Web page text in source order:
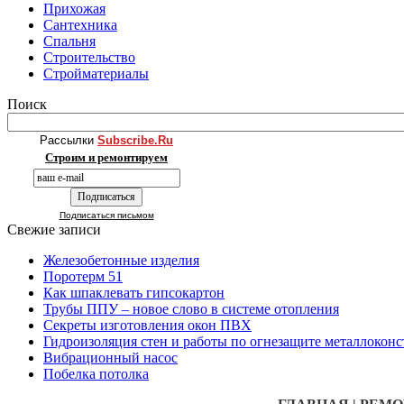
Прихожая
Сантехника
Спальня
Строительство
Стройматериалы
Поиск
Рассылки Subscribe.Ru
Строим и ремонтируем
Подписаться письмом
Свежие записи
Железобетонные изделия
Поротерм 51
Как шпаклевать гипсокартон
Трубы ППУ – новое слово в системе отопления
Секреты изготовления окон ПВХ
Гидроизоляция стен и работы по огнезащите
Вибрационный насос
Побелка потолка